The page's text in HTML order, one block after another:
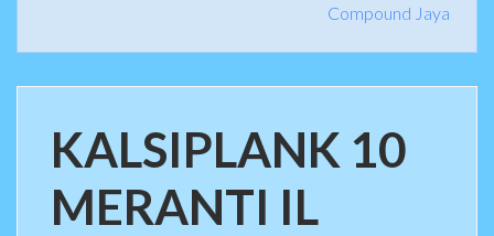
Compound Jaya
KALSIPLANK 10
MERANTI IL